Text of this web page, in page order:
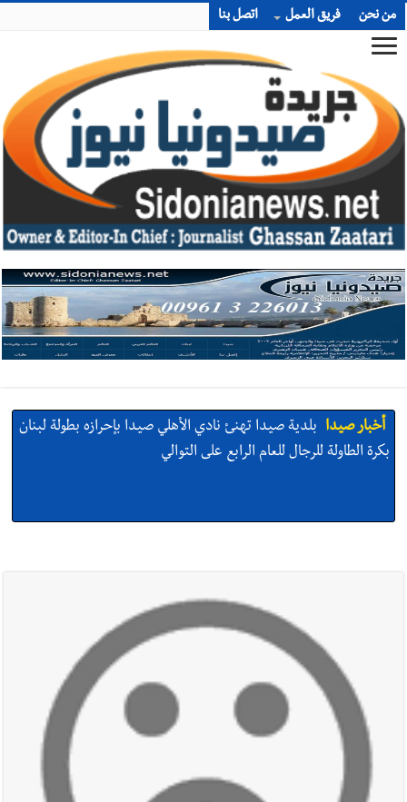
من نحن فريق العمل اتصل بنا
أخبار صيدا بلدية صيدا تهنئ نادي الأهلي صيدا بإحرازه بطولة لبنان
بكرة الطاولة للرجال للعام الرابع على التوالي
أخبار صيدا بالصور: رئيسا بلديتي صيدا وصور يشاركان في ورشة
تقنية حول الحد من النفايات البحرية وشباك الصيد المهملة
البطولة